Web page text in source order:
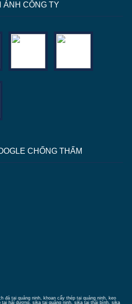
ẢNH CÔNG TY
CHỐNG THẤM
đá tại quảng ninh, khoan cấy thép tại quảng ninh, keo
hải dương, sika tại quảng ninh, sika tại thái bình, sika